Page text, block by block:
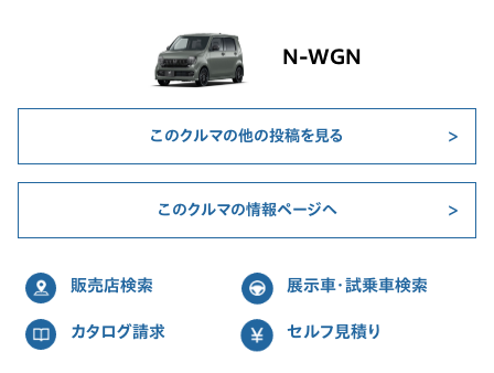
N-WGN
このクルマの他の投稿を見る
このクルマの情報ページへ
販売店検索 展示車・試乗車検索
カタログ請求 セルフ見積り